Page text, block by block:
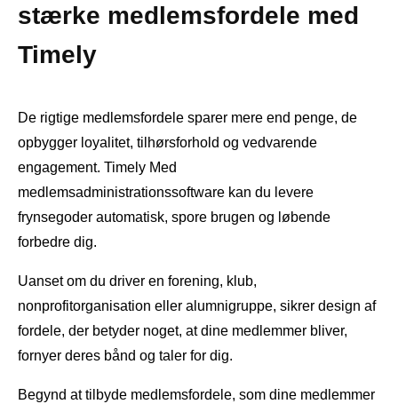
stærke medlemsfordele med
Timely
De rigtige medlemsfordele sparer mere end penge, de
opbygger loyalitet, tilhørsforhold og vedvarende
engagement. Timely Med
medlemsadministrationssoftware kan du levere
frynsegoder automatisk, spore brugen og løbende
forbedre dig.
Uanset om du driver en forening, klub,
nonprofitorganisation eller alumnigruppe, sikrer design af
fordele, der betyder noget, at dine medlemmer bliver,
fornyer deres bånd og taler for dig.
Begynd at tilbyde medlemsfordele, som dine medlemmer